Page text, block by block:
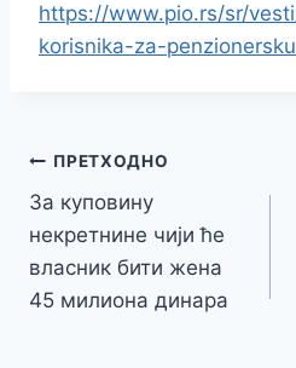
https://www.pio.rs/sr/
korisnika-za-
Кретање
чланка
ПРЕТХОДНО
За куповину
некретнине чији ће
власник бити жена
45 милиона динара